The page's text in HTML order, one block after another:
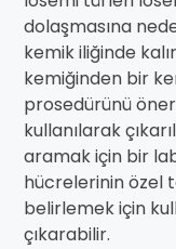
dolaşmasına
kemik iliğinde
kemiğinden bir
prosedürünü
kullanılarak
aramak için bir
hücrelerinin özel
belirlemek için
çıkarabilir.